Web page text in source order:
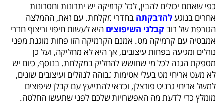
כפי שאתם יכולים להבין, לכל קרמיקה יש יתרונות וחסרונות
אחרים בנוגעלהדבקתה בחדרי מקלחת. עם זאת, ההמלצה
הגורפת של רובקבלני השיפוצים היא לעשות חיפוי וריצוף חדרי
אמבטיה עם קרמיקה מט. אמנם הקרמיקה הזו פחות מוגנת מפני
נוזלים ומגיעה בפחות עיצובים, אך היא לא מחליקה, ועל כן
מספקת הגנה לכל מי שחושש להחליק במקלחת. בנוסף, כיום יש
לא מעט אריחי מט בעלי אטימות גבוהה לנוזלים ועיצובים שונים,
למשל אריחי גרניט פורצלן, וכדאי להתייעץ עם קבלן שיפוצים
מומלץ כדי לדעת מה האפשרויות שלכם לפני שתעשו החלטה.